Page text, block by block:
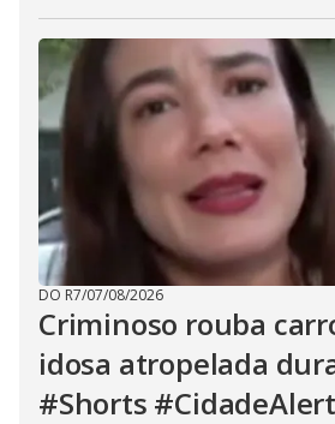
DO R7/07/08/2026
Criminoso rouba
idosa atropelada
#Shorts